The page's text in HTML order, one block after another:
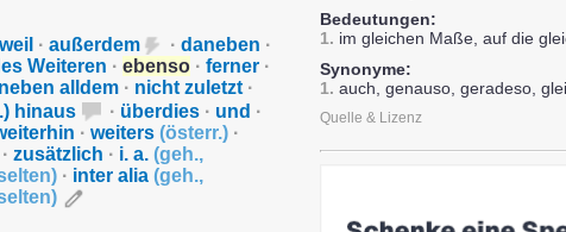
· außerdem · daneben ·
Weiteren · ebenso · ferner ·
neben alldem · nicht zuletzt ·
hinaus · überdies · und ·
· weiters (österr.) ·
· zusätzlich · i. a. (geh.,
) · inter alia (geh.,
)
Bedeutungen:
1. im gleichen Maße, auf die
Synonyme:
1. auch, genauso, geradeso,
Quelle & Lizenz